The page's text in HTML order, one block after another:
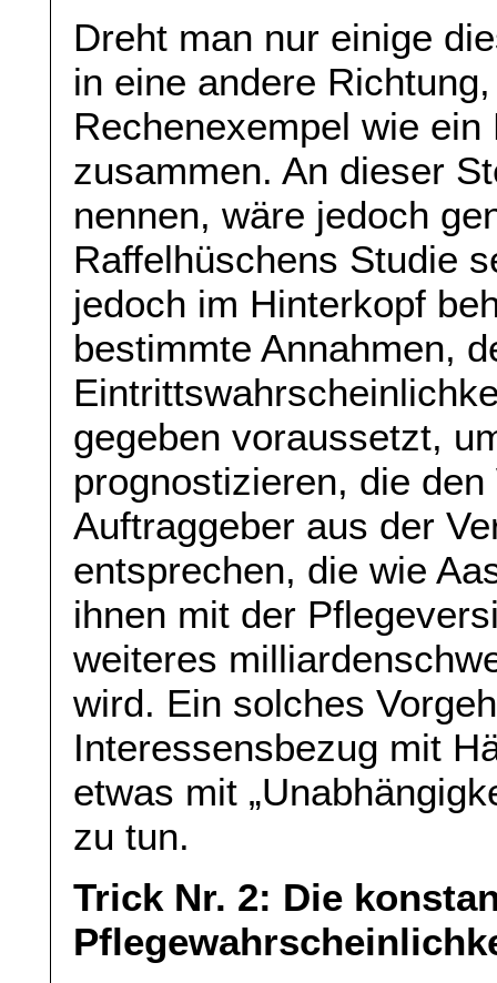
Dreht man nur einige
in eine andere
Rechenexempel wie
zusammen. An dieser
nennen, wäre jedoch
Raffelhüschens Studie
jedoch im Hinterkopf
bestimmte Annahmen,
gegeben voraussetzt,
prognostizieren, die
Auftraggeber aus der
entsprechen, die wie
ihnen mit der
weiteres
wird. Ein solches
Interessensbezug mit
etwas mit
zu tun.
Trick Nr. 2: Die